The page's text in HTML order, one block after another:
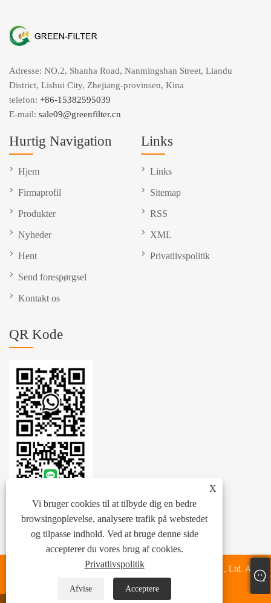
X
Vi bruger cookies til at tilbyde dig en bedre
browsingoplevelse, analysere trafik på webstedet
og tilpasse indhold. Ved at bruge denne side
accepterer du vores brug af cookies.
Privatlivspolitik
Afvise Acceptere
Adresse: NO.2, Shanha Road, Nanmingshan Street, Liandu
District, Lishui City, Zhejiang-provinsen, Kina
telefon: +86-15382595039
E-mail: sale09@greenfilter.cn
Hurtig Navigation
Hjem
Firmaprofil
Produkter
Nyheder
Hent
Send forespørgsel
Kontakt os
Links
Links
Sitemap
RSS
XML
Privatlivspolitik
QR Kode
Copyright © 2024 Zhejiang Zhenhang International Trade Co., Ltd. Alle
rettigheder forbeholdes.